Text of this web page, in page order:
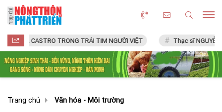
CASTRO TRONG TRÁI TIM NGƯỜI VIỆT Thạc sĩ NGUYỄN VĂN CHÍ
Trang chủ Văn hóa - Môi trường